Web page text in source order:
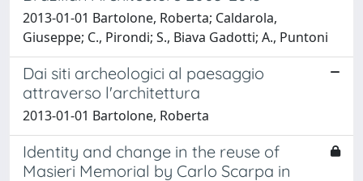
2013-01-01 Bartolone, Roberta; Caldarola,
Giuseppe; C., Pirondi; S., Biava Gadotti; A., Puntoni
Dai siti archeologici al paesaggio
attraverso l'architettura
2013-01-01 Bartolone, Roberta
Identity and change in the reuse of
Masieri Memorial by Carlo Scarpa in